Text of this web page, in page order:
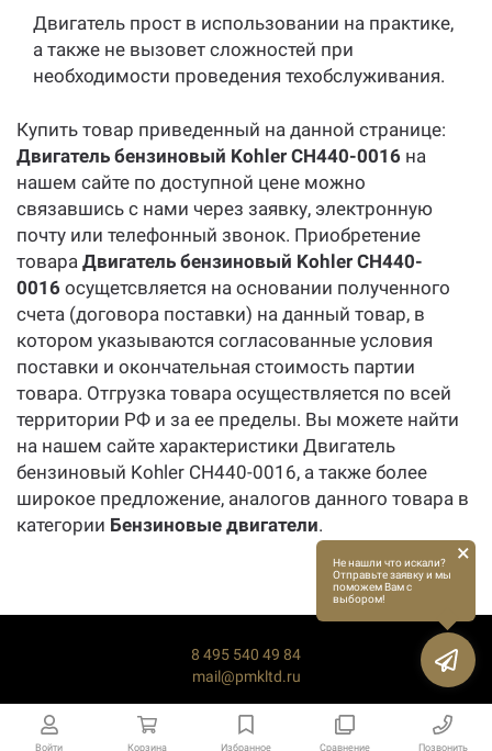
Войти Корзина Избранное Сравнение Позвонить
Двигатель прост в использовании на практике,
а также не вызовет сложностей при
необходимости проведения техобслуживания.
Купить товар приведенный на данной странице:
Двигатель бензиновый Kohler CH440-0016 на
нашем сайте по доступной цене можно
связавшись с нами через заявку, электронную
почту или телефонный звонок. Приобретение
товара Двигатель бензиновый Kohler CH440-
0016 осущетсвляется на основании полученного
счета (договора поставки) на данный товар, в
котором указываются согласованные условия
поставки и окончательная стоимость партии
товара. Отгрузка товара осуществляется по всей
территории РФ и за ее пределы. Вы можете найти
на нашем сайте характеристики Двигатель
бензиновый Kohler CH440-0016, а также более
широкое предложение, аналогов данного товара в
категории Бензиновые двигатели.
8 495 540 49 84
mail@pmkltd.ru
Не нашли что искали?
Отправьте заявку и мы
поможем Вам с
выбором!
×